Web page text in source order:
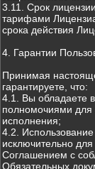
3.11. Срок
тарифами
срока действия
4. Гарантии
Принимая
гарантируете, что:
4.1. Вы обладаете
полномочиями для
исполнения;
4.2.
исключительно
Соглашением с
Обязательных